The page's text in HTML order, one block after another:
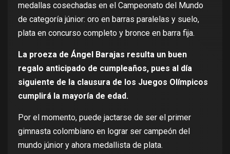
medallas cosechadas en el Campeonato del Mundo
de categoría júnior: oro en barras paralelas y suelo,
plata en concurso completo y bronce en barra fija.
La proeza de Ángel Barajas resulta un buen
regalo anticipado de cumpleaños, pues al día
siguiente de la clausura de los Juegos Olímpicos
cumplirá la mayoría de edad.
Por el momento, puede jactarse de ser el primer
gimnasta colombiano en lograr ser campeón del
mundo júnior y ahora medallista de plata.